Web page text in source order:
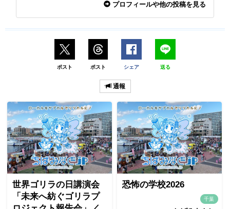
プロフィールや他の投稿を見る
ポスト ポスト シェア 送る
通報
世界ゴリラの日講演会
「未来へ紡ぐゴリラプ
恐怖の学校2026
千葉